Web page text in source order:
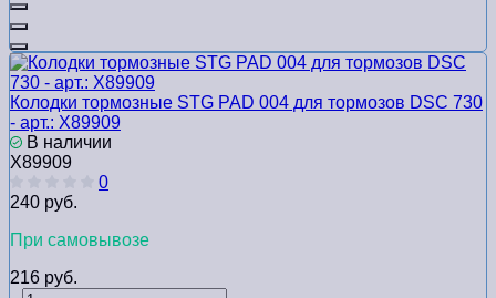
Колодки тормозные STG PAD 004 для тормозов DSC 730
- арт.: Х89909
В наличии
Х89909
0
240 руб.
При самовывозе
216 руб.